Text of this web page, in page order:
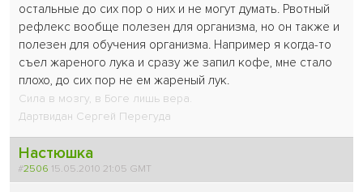
остальные до сих пор о них и не могут думать. Рвотный
рефлекс вообще полезен для организма, но он также и
полезен для обучения организма. Например я когда-то
съел жареного лука и сразу же запил кофе, мне стало
плохо, до сих пор не ем жареный лук.
Сила в мозгу, в Боге лишь вера.
Дартвидан Сергей Перегуда
Настюшка
#2506 15.05.2010 21:05 GMT